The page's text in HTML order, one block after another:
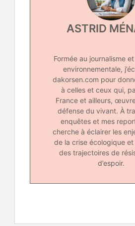
ASTRID
Formée au journalisme et
environnementale,
dakorsen.com pour
à celles et ceux qui,
France et ailleurs,
défense du vivant. À
enquêtes et mes
cherche à éclairer les
de la crise écologique
des trajectoires de
d’espoir.